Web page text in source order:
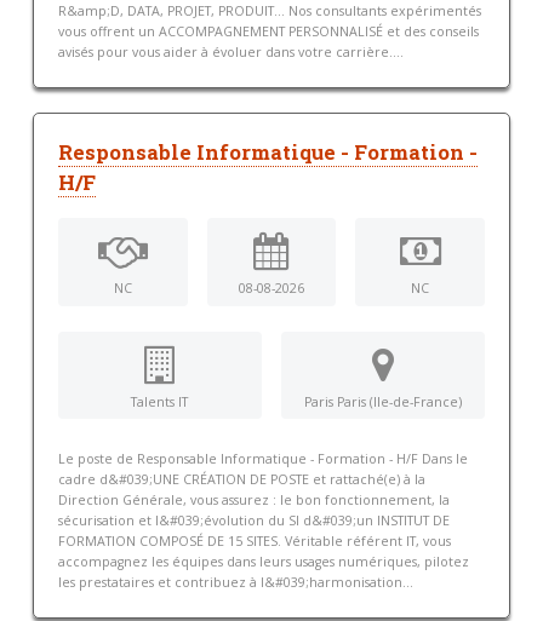
R&amp;D, DATA, PROJET, PRODUIT... Nos consultants expérimentés
vous offrent un ACCOMPAGNEMENT PERSONNALISÉ et des conseils
avisés pour vous aider à évoluer dans votre carrière....
Responsable Informatique - Formation -
H/F
NC 08-08-2026 NC
Talents IT Paris Paris (Ile-de-France)
Le poste de Responsable Informatique - Formation - H/F Dans le
cadre d&#039;UNE CRÉATION DE POSTE et rattaché(e) à la
Direction Générale, vous assurez : le bon fonctionnement, la
sécurisation et l&#039;évolution du SI d&#039;un INSTITUT DE
FORMATION COMPOSÉ DE 15 SITES. Véritable référent IT, vous
accompagnez les équipes dans leurs usages numériques, pilotez
les prestataires et contribuez à l&#039;harmonisation...